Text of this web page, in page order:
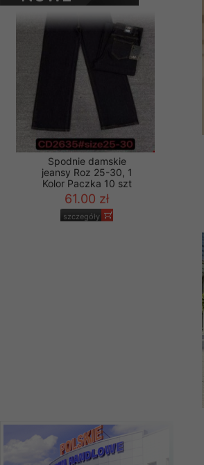
PRODUKTY
Spodnie damskie
jeansy Roz 25-30, 1